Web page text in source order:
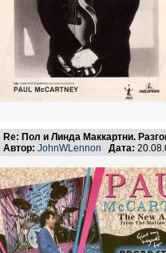
Re: Пол и Линда Маккартни.
Автор: JohnWLennon Дата: